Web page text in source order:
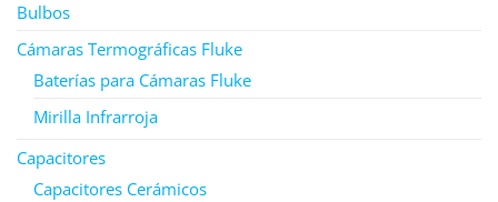
Bulbos
Cámaras Termográficas Fluke
Baterías para Cámaras Fluke
Mirilla Infrarroja
Capacitores
Capacitores Cerámicos